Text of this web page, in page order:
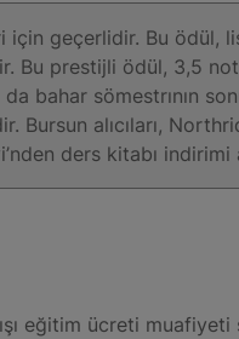
için geçerlidir. Bu ödül,
Bu prestijli ödül, 3,5
bahar sömestrının
Bursun alıcıları,
ders kitabı indirimi
eğitim ücreti